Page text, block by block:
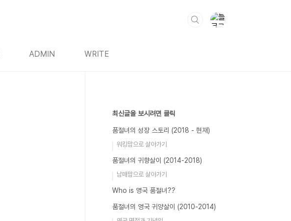
ADMIN WRITE
최신글을 보시려면 클릭
품절녀의 성장 스토리 (2018 - 현재)
워킹맘으로 살아가기
품절녀의 귀향살이 (2014-2018)
남매맘으로 살아가기
Who is 영국 품절녀??
품절녀의 영국 귀양살이 (2010-2014)